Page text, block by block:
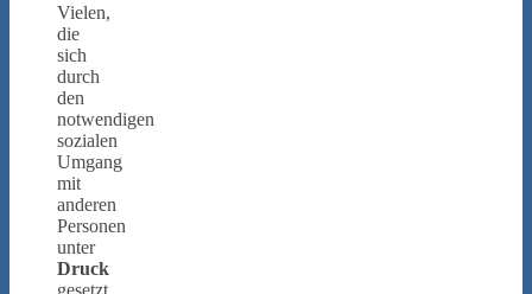
Vielen,
die
sich
durch
den
notwendigen
sozialen
Umgang
mit
anderen
Personen
unter
Druck
gesetzt